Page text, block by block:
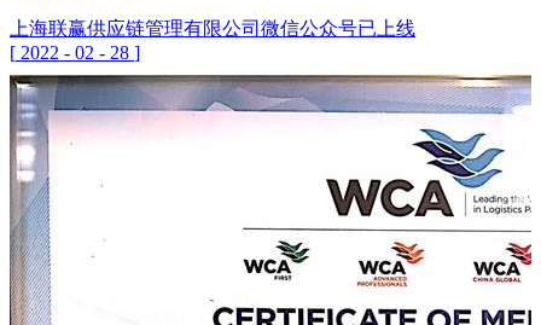
上海联赢供应链管理有限公司微信公众号已上线
[ 2022 - 02 - 28 ]